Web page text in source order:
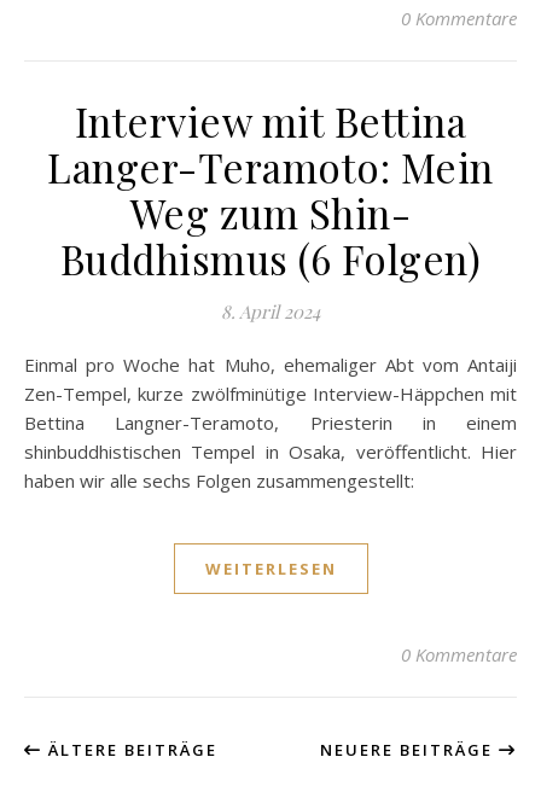
0 Kommentare
Interview mit Bettina
Langer-Teramoto: Mein
Weg zum Shin-
Buddhismus (6 Folgen)
8. April 2024
Einmal pro Woche hat Muho, ehemaliger Abt vom Antaiji
Zen-Tempel, kurze zwölfminütige Interview-Häppchen mit
Bettina Langner-Teramoto, Priesterin in einem
shinbuddhistischen Tempel in Osaka, veröffentlicht. Hier
haben wir alle sechs Folgen zusammengestellt:
WEITERLESEN
0 Kommentare
ÄLTERE BEITRÄGE NEUERE BEITRÄGE